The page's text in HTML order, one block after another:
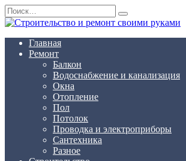
Перейти
к
содержанию
Search
for:
Главная
Ремонт
Балкон
Водоснабжение и канализация
Окна
Отопление
Пол
Потолок
Проводка и электроприборы
Сантехника
Разное